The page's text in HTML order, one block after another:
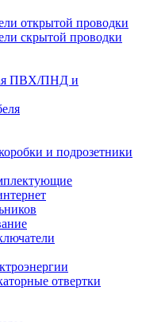
открытой проводки
скрытой проводки
ПВХ/ПНД и
и подрозетники
отвертки